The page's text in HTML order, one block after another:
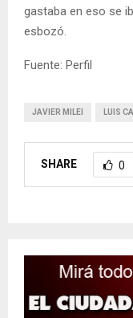
gastaba en eso se
esbozó.
Fuente: Perfil
JAVIER MILEI LUIS
SHARE 0